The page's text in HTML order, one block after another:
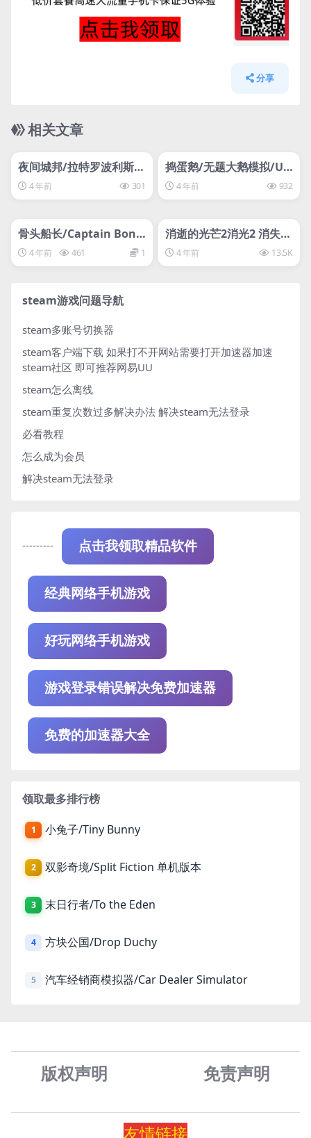
分享
相关文章
svip专属
夜间城邦/拉特罗波利斯/
鼠国流浪记/Ratropolis
4 年前 301
svip专属
捣蛋鹅/无题大鹅模拟/Un
titled Goose Game
4 年前 932
svip专属
骨头船长/Captain Bone
s 4 年前 461 1
svip专属
消逝的光芒2消光2 消失的
光芒-D加密游戏Dying Li
ght 2 Stay Human
4 年前 13.5K
steam游戏问题导航
steam多账号切换器
steam客户端下载 如果打不开网站需要打开加速器加速
steam社区 即可推荐网易UU
steam怎么离线
steam重复次数过多解决办法 解决steam无法登录
必看教程
怎么成为会员
解决steam无法登录
--------- 点击我领取精品软件
经典网络手机游戏
好玩网络手机游戏
游戏登录错误解决免费加速器
免费的加速器大全
领取最多排行榜
1 小兔子/Tiny Bunny
2 双影奇境/Split Fiction 单机版本
3 末日行者/To the Eden
4 方块公国/Drop Duchy
5 汽车经销商模拟器/Car Dealer Simulator
版权声明 免责声明
友情链接